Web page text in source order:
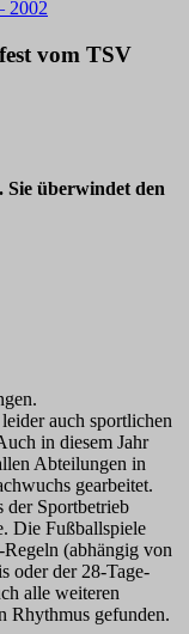
2002
vom TSV
Sie überwindet den
auch sportlichen
in diesem Jahr
Abteilungen in
gearbeitet.
der Sportbetrieb
Die Fußballspiele
(abhängig von
oder der 28-Tage-
alle weiteren
Rhythmus gefunden.